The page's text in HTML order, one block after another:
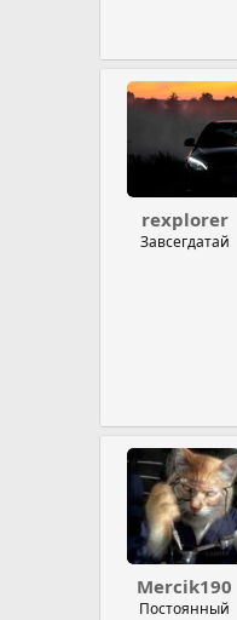
rexplorer
Завсегдатай
Mercik190
Постоянный